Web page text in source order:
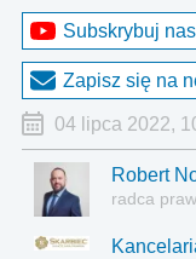
Subskrybuj
Zapisz się na
04 lipca 2022,
Robert
radca